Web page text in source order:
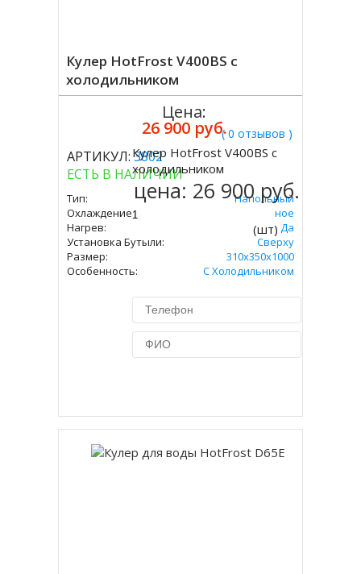
Кулер HotFrost V400BS с
холодильником
( 0 отзывов )
АРТИКУЛ:3802
ЕСТЬ В НАЛИЧИИ
Тип:
Напольный
Охлаждение:
Компрессорное
Нагрев:
Да
Установка Бутыли:
Сверху
Размер:
310х350х1000
Особенность:
С Холодильником
Цена:
26 900 руб.
Купить
Кулер HotFrost V400BS с
холодильником
цена: 26 900 руб.
(шт)